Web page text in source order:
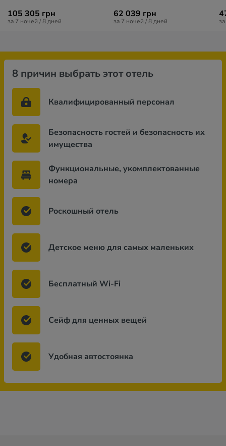
105 305 грн
за 7 ночей / 8 дней
62 039 грн
за 7 ночей / 8 дней
8 причин выбрать этот отель
Квалифицированный персонал
Безопасность гостей и безопасность их
имущества
Функциональные, укомплектованные
номера
Роскошный отель
Детское меню для самых маленьких
Бесплатный Wi-Fi
Сейф для ценных вещей
Удобная автостоянка